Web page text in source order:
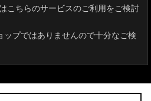
こちらのサービスのご利用をご検討
プではありませんので十分なご検